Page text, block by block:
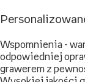
Wspomnienia -
odpowiedniej